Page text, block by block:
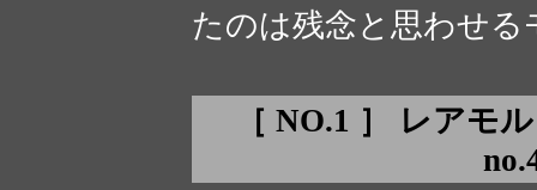
たのは残念と思わせ
［ NO.1 ］ レアモ